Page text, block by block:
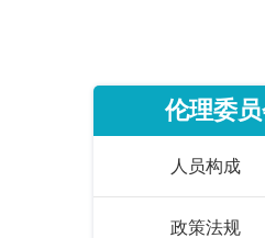
伦理委
人员构成
政策法规